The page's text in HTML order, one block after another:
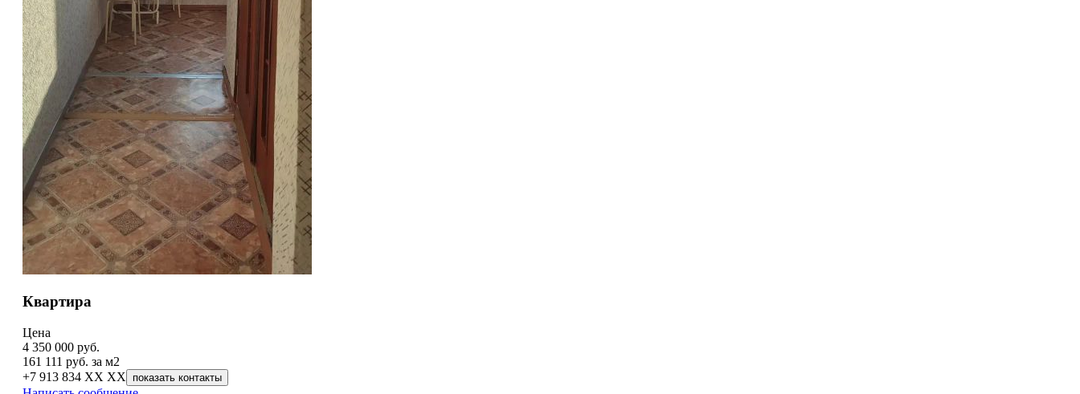
Квартира
Цена
4 350 000 руб.
161 111 руб. за м2
+7 913 834 XX XX
показать контакты